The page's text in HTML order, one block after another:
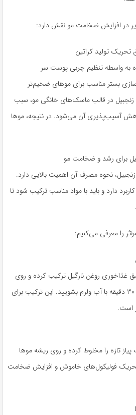
در افزایش ضخامت مو نقش دارد:
تحریک تولید کراتین
به واسطه تنظیم چربی پوست سر
بستر مناسب برای موهای ضخیم‌تر
زنجبیل در قالب ماسک‌های خانگی مو، سبب
آسیب‌پذیری آن می‌شود. در نتیجه، موها
برای رشد و ضخامت مو
نحوه مصرف آن اهمیت بالایی دارد.
دارد و باید با مواد مناسب ترکیب شود تا
را معرفی می‌کنیم:
پودر زنجبیل را با ۲ قاشق غذاخوری روغن نارگیل ترکیب کرده و روی
پوست سر ماساژ دهید. پس از ۳۰ دقیقه با آب ولرم بشویید. این ترکیب برای
است.
پیاز تازه را مخلوط کرده و روی ریشه موها
تحریک فولیکول‌های خاموش و افزایش ضخامت